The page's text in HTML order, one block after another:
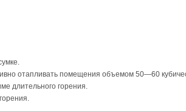
отапливать помещения объемом 50—60
длительного горения.